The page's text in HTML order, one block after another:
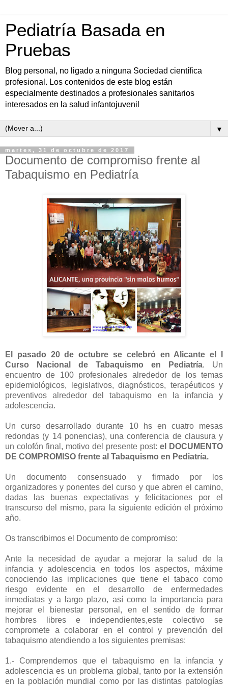
Pediatría Basada en
Pruebas
Blog personal, no ligado a ninguna Sociedad científica
profesional. Los contenidos de este blog están
especialmente destinados a profesionales sanitarios
interesados en la salud infantojuvenil
▼
martes, 31 de octubre de 2017
Documento de compromiso frente al
Tabaquismo en Pediatría
El pasado 20 de octubre se celebró en Alicante el I
Curso Nacional de Tabaquismo en Pediatría. Un
encuentro de 100 profesionales alrededor de los temas
epidemiológicos, legislativos, diagnósticos, terapéuticos y
preventivos alrededor del tabaquismo en la infancia y
adolescencia.
Un curso desarrollado durante 10 hs en cuatro mesas
redondas (y 14 ponencias), una conferencia de clausura y
un colofón final, motivo del presente post: el DOCUMENTO
DE COMPROMISO frente al Tabaquismo en Pediatría.
Un documento consensuado y firmado por los
organizadores y ponentes del curso y que abren el camino,
dadas las buenas expectativas y felicitaciones por el
transcurso del mismo, para la siguiente edición el próximo
año.
Os transcribimos el Documento de compromiso:
Ante la necesidad de ayudar a mejorar la salud de la
infancia y adolescencia en todos los aspectos, máxime
conociendo las implicaciones que tiene el tabaco como
riesgo evidente en el desarrollo de enfermedades
inmediatas y a largo plazo, así como la importancia para
mejorar el bienestar personal, en el sentido de formar
hombres libres e independientes,este colectivo se
compromete a colaborar en el control y prevención del
tabaquismo atendiendo a los siguientes premisas:
1.- Comprendemos que el tabaquismo en la infancia y
adolescencia es un problema global, tanto por la extensión
en la población mundial como por las distintas patologías